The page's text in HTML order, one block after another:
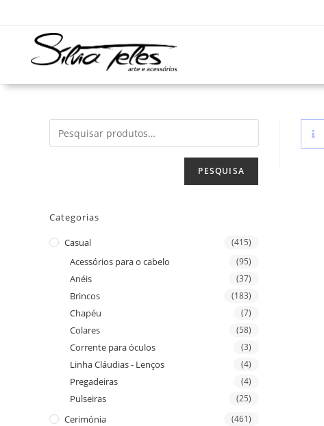
PESQUISA
Categorias
Casual (415)
Acessórios para o cabelo (95)
Anéis (37)
Brincos (183)
Chapéu (7)
Colares (58)
Corrente para óculos (3)
Linha Cláudias - Lenços (4)
Pregadeiras (4)
Pulseiras (25)
Cerimónia (461)